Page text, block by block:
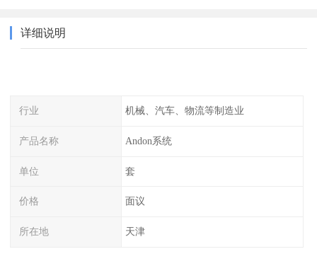
详细说明
行业 机械、汽车、物流等制造业
产品名称 Andon系统
单位 套
价格 面议
所在地 天津